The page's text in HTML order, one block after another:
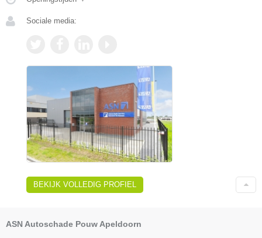
Sociale media:
BEKIJK VOLLEDIG PROFIEL
ASN Autoschade Pouw Apeldoorn